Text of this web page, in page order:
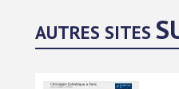
AUTRES SITES